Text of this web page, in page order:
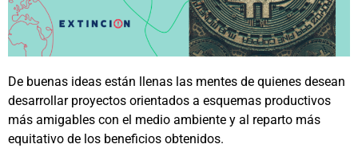
De buenas ideas están llenas las mentes de quienes desean
desarrollar proyectos orientados a esquemas productivos
más amigables con el medio ambiente y al reparto más
equitativo de los beneficios obtenidos.